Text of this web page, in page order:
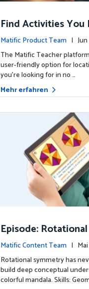
Find Activities You
Matific Product Team |
The Matific Teacher
user-friendly option for
you're looking for in no …
Mehr erfahren
Episode:
Matific Content Team |
Rotational symmetry has
build deep conceptual
colorful mandala. Skills: